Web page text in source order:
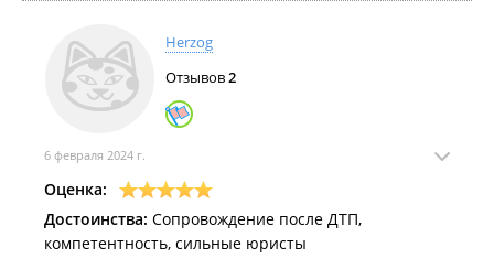
Herzog
Отзывов2
6 февраля 2024 г.
Оценка:
Достоинства: Сопровождение после ДТП,
компетентность, сильные юристы